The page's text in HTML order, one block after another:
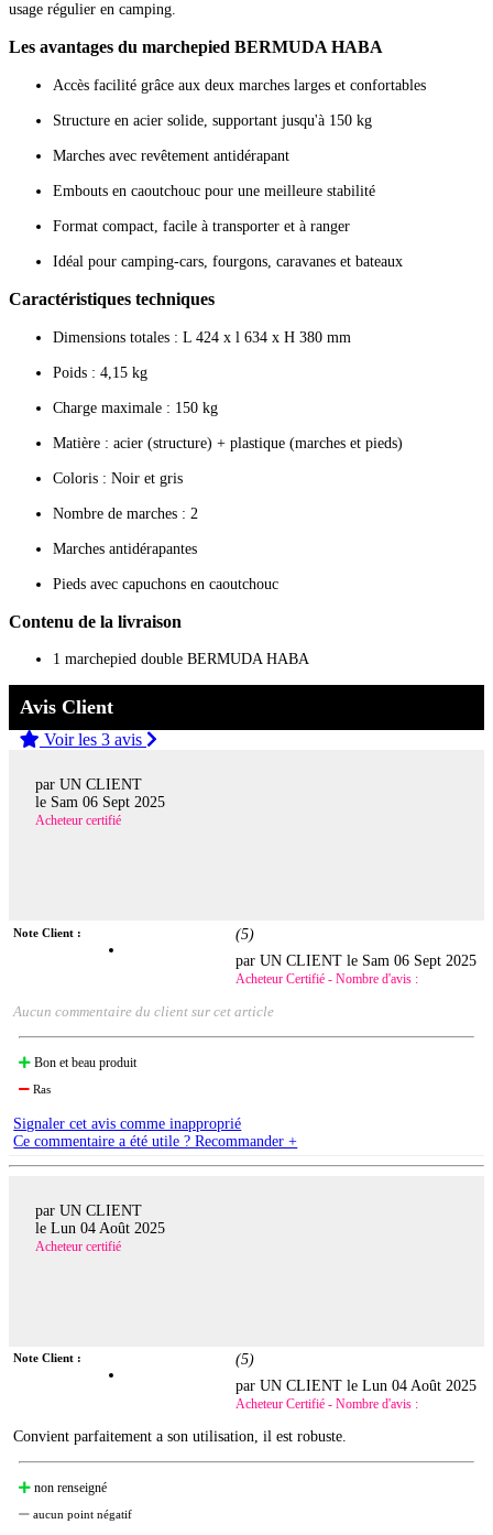
usage régulier en camping.
Les avantages du marchepied BERMUDA HABA
Accès facilité grâce aux deux marches larges et confortables
Structure en acier solide, supportant jusqu'à 150 kg
Marches avec revêtement antidérapant
Embouts en caoutchouc pour une meilleure stabilité
Format compact, facile à transporter et à ranger
Idéal pour camping-cars, fourgons, caravanes et bateaux
Caractéristiques techniques
Dimensions totales : L 424 x l 634 x H 380 mm
Poids : 4,15 kg
Charge maximale : 150 kg
Matière : acier (structure) + plastique (marches et pieds)
Coloris : Noir et gris
Nombre de marches : 2
Marches antidérapantes
Pieds avec capuchons en caoutchouc
Contenu de la livraison
1 marchepied double BERMUDA HABA
Avis Client
Voir les 3 avis
par UN CLIENT
le Sam 06 Sept 2025
Acheteur certifié
Note Client : (5)
par UN CLIENT le Sam 06 Sept 2025
Acheteur Certifié - Nombre d'avis :
Aucun commentaire du client sur cet article
Bon et beau produit
Ras
Signaler cet avis comme inapproprié
Ce commentaire a été utile ? Recommander +
par UN CLIENT
le Lun 04 Août 2025
Acheteur certifié
Note Client : (5)
par UN CLIENT leLun 04 Août 2025
Acheteur Certifié - Nombre d'avis :
Convient parfaitement a son utilisation, il est robuste.
non renseigné
aucun point négatif